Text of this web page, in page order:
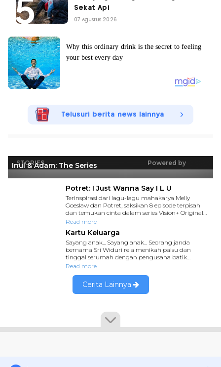
Sekat Api
07 Agustus 2026
Telusuri berita news lainnya